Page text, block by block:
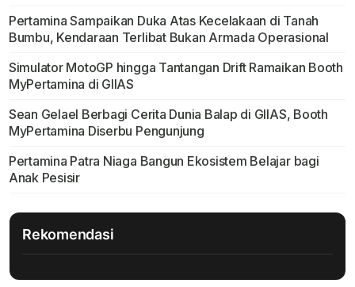
Pertamina Sampaikan Duka Atas Kecelakaan di Tanah
Bumbu, Kendaraan Terlibat Bukan Armada Operasional
Simulator MotoGP hingga Tantangan Drift Ramaikan Booth
MyPertamina di GIIAS
Sean Gelael Berbagi Cerita Dunia Balap di GIIAS, Booth
MyPertamina Diserbu Pengunjung
Pertamina Patra Niaga Bangun Ekosistem Belajar bagi
Anak Pesisir
Rekomendasi